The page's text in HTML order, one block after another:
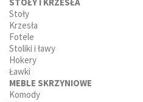
Stoły
Krzesła
Fotele
Stoliki i ławy
Hokery
Ławki
MEBLE SKRZYNIOWE
Komody